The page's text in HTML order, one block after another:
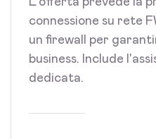
connessione su rete
un firewall per
business. Include
dedicata.